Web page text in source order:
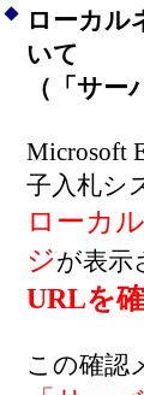
◆
ローカル
いて
（「サ
Microsoft
子入札シ
ローカ
ジが表示
URLを
この確認